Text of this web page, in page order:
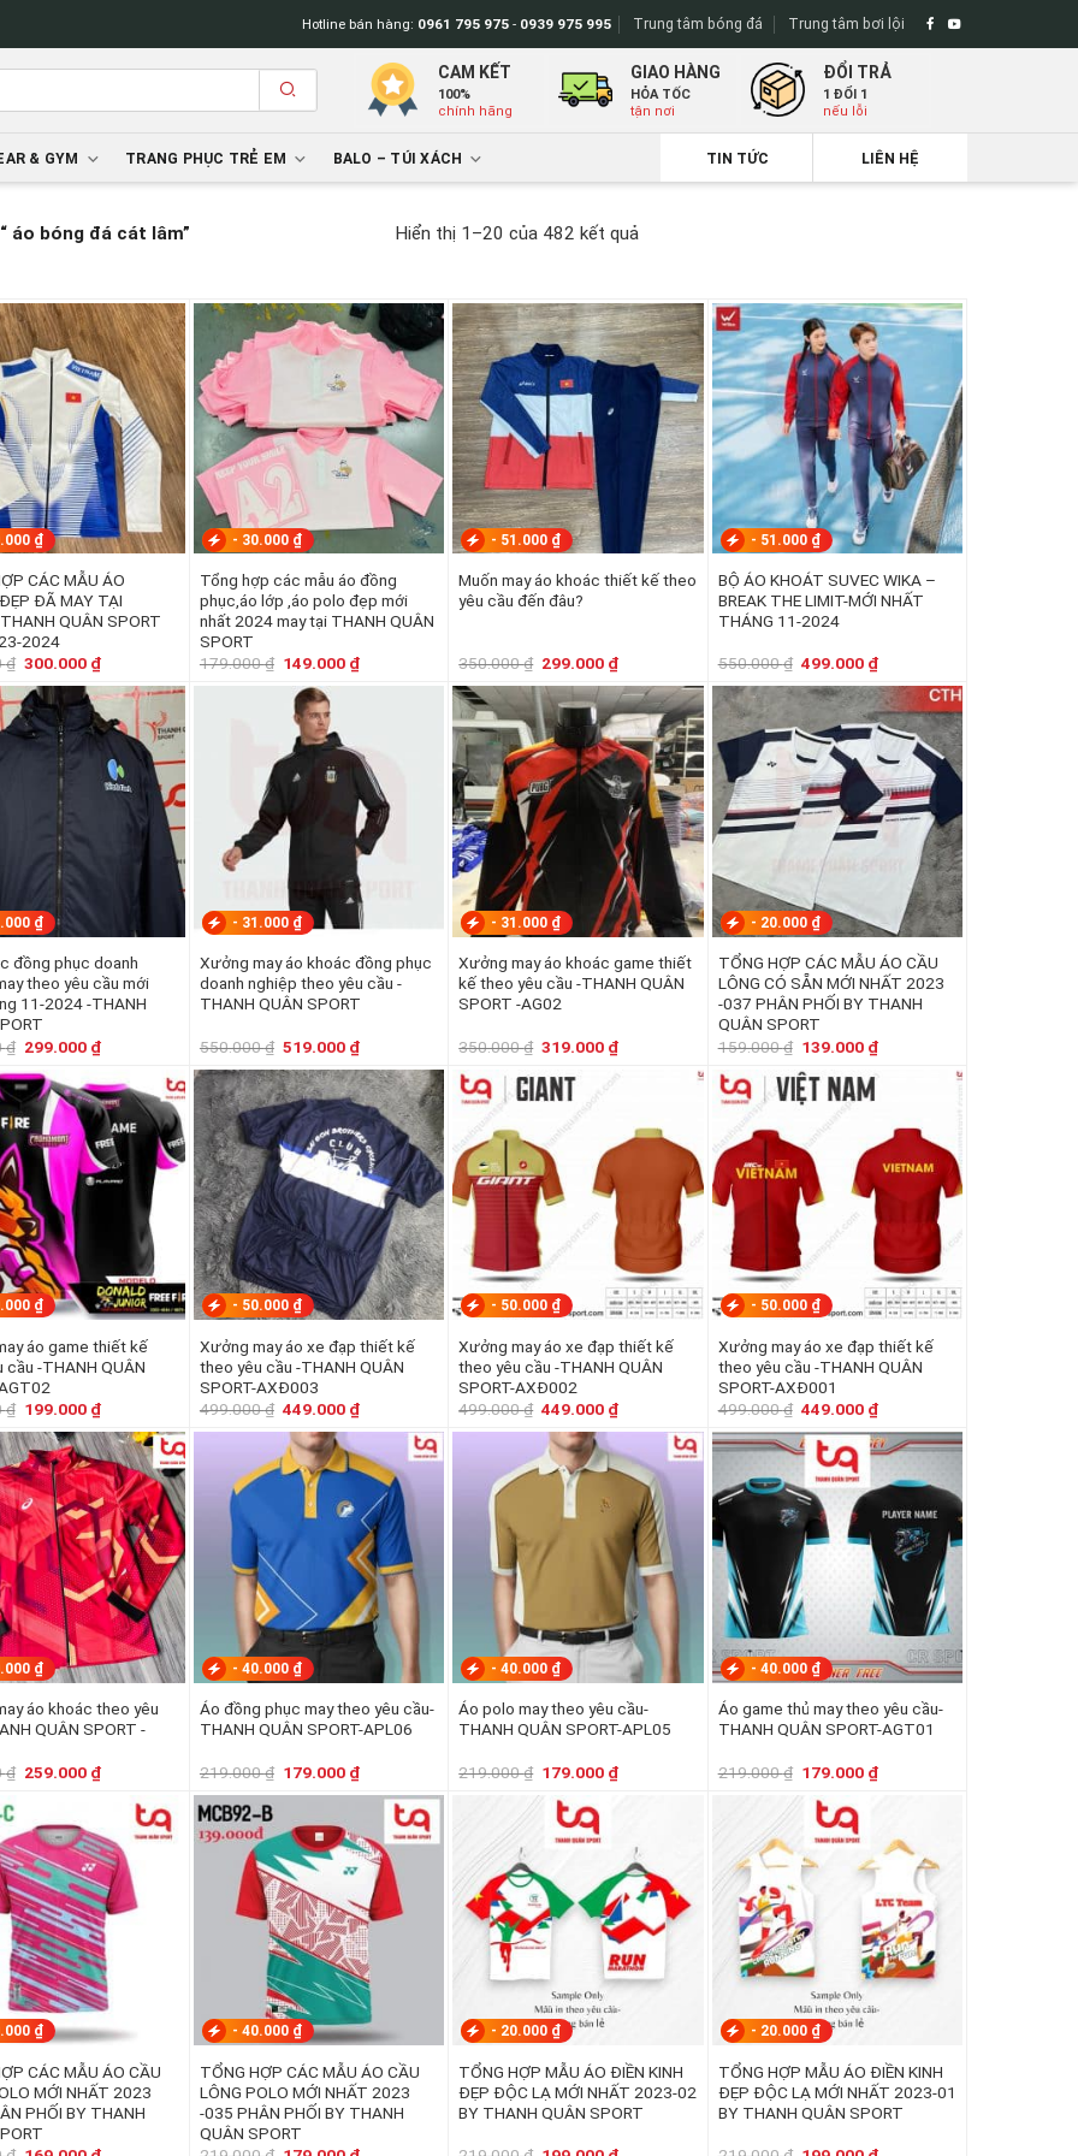
Hotline bán hàng: 0961 795 975- 0939 975 995 Trung tâm bóng đá Trung tâm bơi lội
CAM KẾT
100%
chính hãng
GIAO HÀNG
HỎA TỐC
tận nơi
ĐỔI TRẢ
1 ĐỔI 1
nếu lỗi
& GYM TRANG PHỤC TRẺ EM BALO – TÚI XÁCH TIN TỨC LIÊN HỆ
áo bóng đá cát lâm” Hiển thị 1–20 của 482 kết quả
theo
mới
nhất
₫
CÁC MẪU ÁO
ĐÃ MAY TẠI
QUÂN SPORT
2024
₫ Giá
là:
350.000 ₫.
300.000 ₫Giá
hiện
tại
là:
300.000 ₫.
- 30.000 ₫
Tổng hợp các mẫu áo đồng
phục,áo lớp ,áo polo đẹp mới
nhất 2024 may tại THANH QUÂN
SPORT
179.000₫ Giá
là:
179.000 ₫.
149.000 ₫Giá
hiện
- 51.000 ₫
Muốn may áo khoác thiết kế theo
yêu cầu đến đâu?
350.000₫ Giá
là:
350.000 ₫.
299.000 ₫Giá
tại
là:
299.000 ₫.
- 51.000 ₫
BỘ ÁO KHOÁT SUVEC WIKA –
BREAK THE LIMIT-MỚI NHẤT
THÁNG 11-2024
550.000₫ Giá
là:
550.000 ₫.
499.000 ₫Giá
hiện
tại
là:
499.000 ₫.
₫
đồng phục doanh
mới
11-2024 -THANH
₫ Giá
là:
350.000 ₫.
299.000 ₫Giá
hiện
là:
299.000 ₫.
- 31.000 ₫
Xưởng may áo khoác đồng phục
doanh nghiệp theo yêu cầu -
THANH QUÂN SPORT
550.000₫ Giá
là:
550.000 ₫.
519.000 ₫Giá
hiện
tại
là:
519.000 ₫.
- 31.000 ₫
Xưởng may áo khoác game thiết
kế theo yêu cầu -THANH QUÂN
SPORT -AG02
350.000₫ Giá
là:
350.000 ₫.
319.000 ₫Giá
- 20.000 ₫
TỔNG HỢP CÁC MẪU ÁO CẦU
LÔNG CÓ SẴN MỚI NHẤT 2023
-037 PHÂN PHỐI BY THANH
QUÂN SPORT
159.000₫ Giá
là:
159.000 ₫.
139.000 ₫Giá
hiện
₫
áo game thiết kế
cầu -THANH QUÂN
₫ Giá
là:
249.000 ₫.
199.000 ₫Giá
hiện
tại
là:
199.000 ₫.
- 50.000 ₫
Xưởng may áo xe đạp thiết kế
theo yêu cầu -THANH QUÂN
SPORT-AXĐ003
499.000₫ Giá
là:
499.000 ₫.
449.000 ₫Giá
hiện
là:
449.000 ₫.
- 50.000 ₫
Xưởng may áo xe đạp thiết kế
theo yêu cầu -THANH QUÂN
SPORT-AXĐ002
499.000₫ Giá
là:
499.000 ₫.
449.000 ₫Giá
là:
449.000 ₫.
- 50.000 ₫
Xưởng may áo xe đạp thiết kế
theo yêu cầu -THANH QUÂN
SPORT-AXĐ001
499.000₫ Giá
là:
499.000 ₫.
449.000 ₫Giá
hiện
tại
là:
₫
áo khoác theo yêu
QUÂN SPORT -
₫ Giá
259.000 ₫Giá
hiện
259.000 ₫.
- 40.000 ₫
Áo đồng phục may theo yêu cầu-
THANH QUÂN SPORT-APL06
219.000₫ Giá
179.000 ₫Giá
hiện
179.000 ₫.
-40.000 ₫
Áo polo may theo yêu cầu-
THANH QUÂN SPORT-APL05
219.000₫ Giá
là:
219.000 ₫.
179.000 ₫Giá
- 40.000 ₫
Áo game thủ may theo yêu cầu-
THANH QUÂN SPORT-AGT01
219.000₫ Giá
219.000 ₫.
179.000 ₫Giá
hiện
₫
CÁC MẪU ÁO CẦU
MỚI NHẤT 2023
PHỐI BY THANH
- 40.000 ₫
TỔNG HỢP CÁC MẪU ÁO CẦU
LÔNG POLO MỚI NHẤT 2023
-035 PHÂN PHỐI BY THANH
QUÂN SPORT
- 20.000 ₫
TỔNG HỢP MẪU ÁO ĐIỀN KINH
ĐẸP ĐỘC LẠ MỚI NHẤT 2023-02
BY THANH QUÂN SPORT
- 20.000 ₫
TỔNG HỢP MẪU ÁO ĐIỀN KINH
ĐẸP ĐỘC LẠ MỚI NHẤT 2023-01
BY THANH QUÂN SPORT